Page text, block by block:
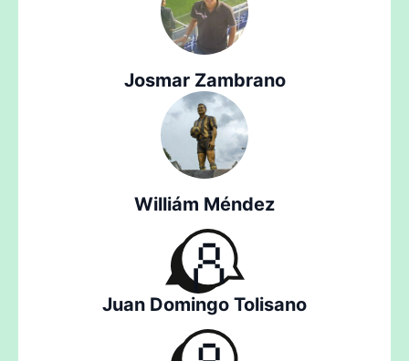
Josmar Zambrano
Williám Méndez
Juan Domingo Tolisano